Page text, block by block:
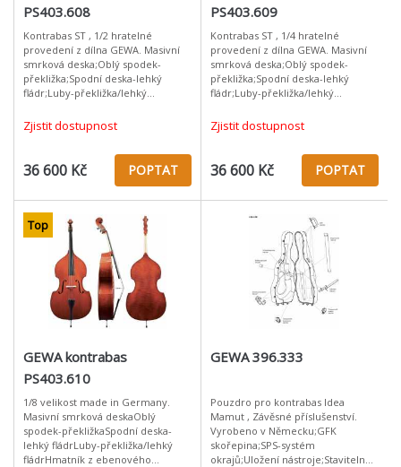
PS403.608
Kontrabas ST , 1/2 hratelné
provedení z dílna GEWA. Masivní
smrková deska;Oblý spodek-
překližka;Spodní deska-lehký
fládr;Luby-překližka/lehký
dřeva;Francouzská
mechanika;Tmavě červeno/hnědý
Zjistit dostupnost
36 600 Kč POPTAT
PS403.609
Kontrabas ST , 1/4 hratelné
provedení z dílna GEWA. Masivní
smrková deska;Oblý spodek-
překližka;Spodní deska-lehký
fládr;Luby-překližka/lehký
dřeva;Francouzská
mechanika;Tmavě červeno/hnědý
Zjistit dostupnost
36 600 Kč POPTAT
Top
GEWA kontrabas
PS403.610
1/8 velikost made in Germany.
Masivní smrková deskaOblý
spodek-překližkaSpodní deska-
lehký fládrLuby-překližka/lehký
fládrHmatník z ebenového
GEWA 396.333
Pouzdro pro kontrabas Idea
Mamut , Závěsné příslušenství.
Vyrobeno v Německu;GFK
skořepina;SPS-systém
okrajů;Uložení nástroje;Stavitelné